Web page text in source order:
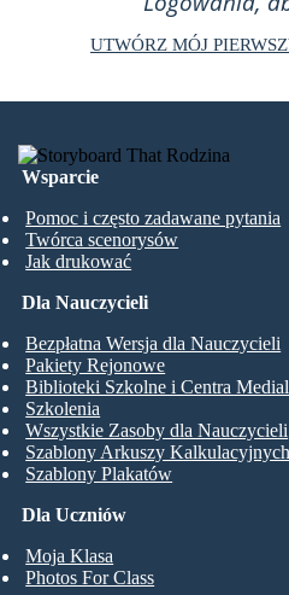
UTWÓRZ MÓJ
Wsparcie
Pomoc i często zadawane pytania
Twórca scenorysów
Jak drukować
Dla Uczniów
Moja Klasa
Photos For Class
Dla Nauczycieli
Bezpłatna Wersja dla Nauczycieli
Pakiety Rejonowe
Biblioteki Szkolne i Centra
Szkolenia
Wszystkie Zasoby dla Nauczycieli
Szablony Arkuszy Kalkulacyjnych
Szablony Plakatów